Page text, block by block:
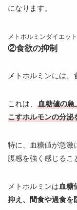
になります。
メトホルミンダイエッ
②食欲の抑制
メトホルミンには、
これは、
血糖値の急
こすホルモンの分泌
特に、血糖値が急激
腹感を強く感じるこ
メトホルミンは血糖
抑え、間食や過食を